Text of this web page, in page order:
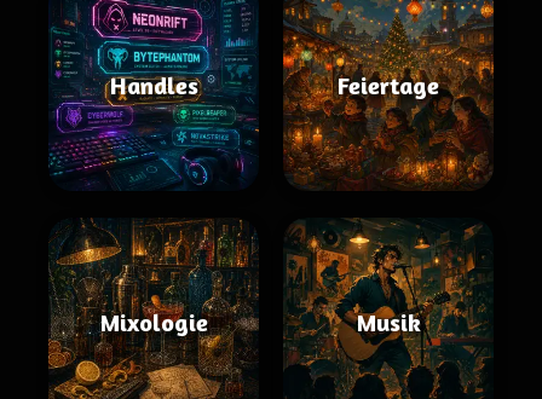
Handles Feiertage
Mixologie Musik